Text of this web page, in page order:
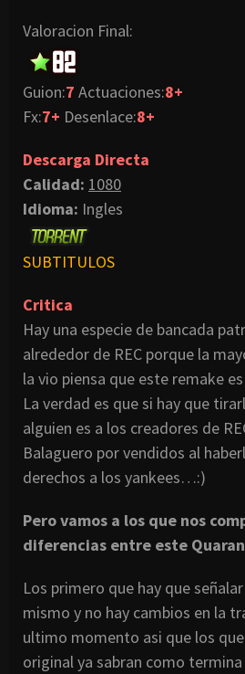
Valoracion Final:
Guion:7 Actuaciones:8+
Fx:7+ Desenlace:8+
Descarga Directa
Calidad: 1080
Idioma: Ingles
SUBTITULOS
Critica
Hay una especie de bancada
alrededor de REC porque la
la vio piensa que este remake
La verdad es que si hay que
alguien es a los creadores de
Balaguero por vendidos al
derechos a los yankees…:)
Pero vamos a los que nos
diferencias entre este
Los primero que hay que
mismo y no hay cambios en la
ultimo momento asi que los
original ya sabran como